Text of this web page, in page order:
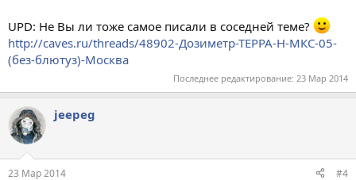
UPD: Не Вы ли тоже самое писали в соседней теме?
http://caves.ru/threads/48902-Дозиметр-ТЕРРА-Н-МКС-05-
(без-блютуз)-Москва
Последнее редактирование: 23 Мар 2014
jeepeg
23 Мар 2014 #4